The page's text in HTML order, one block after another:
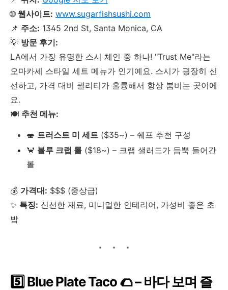
🌐 웹사이트: www.sugarfishsushi.com
📌 주소: 1345 2nd St, Santa Monica, CA
💡 방문 후기:
LA에서 가장 유명한 스시 체인 중 하나! "Trust Me"라는
오마카세 스타일 세트 메뉴가 인기예요. 스시가 굉장히 신
선하고, 가격 대비 퀄리티가 훌륭해서 항상 붐비는 곳이에
요.
🍽 추천 메뉴:
🍣 트러스트 미 세트 ($35~) – 쉐프 추천 구성
🦀 블루 크랩 롤 ($18~) – 크랩 샐러드가 듬뿍 들어간
롤
💰 가격대: $$$ (중상급)
✨ 특징: 신선한 재료, 미니멀한 인테리어, 가성비 좋은 초
밥
5️⃣ Blue Plate Taco 🌮 – 바다 보며 즐